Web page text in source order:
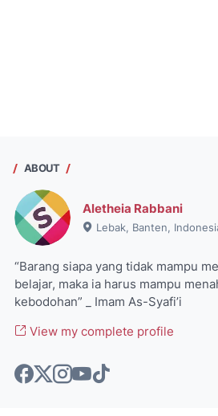
ABOUT
Aletheia Rabbani
Lebak, Banten,
“Barang siapa yang tidak mampu
belajar, maka ia harus mampu
kebodohan” _ Imam As-Syafi’i
View my complete profile